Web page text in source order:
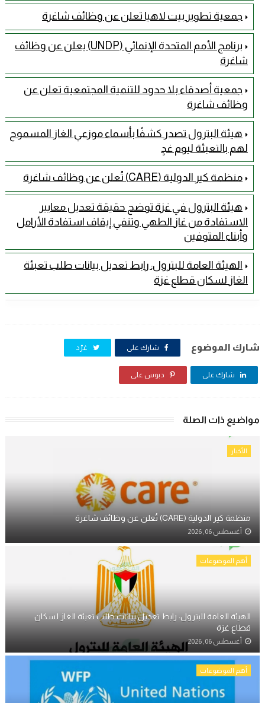
جمعية تطوير بيت لاهيا تعلن عن وظائف شاغرة
برنامج الأمم المتحدة الإنمائي (UNDP) يعلن عن وظائف
شاغرة
جمعية أصدقاء بلا حدود للتنمية المجتمعية تعلن عن
وظائف شاغرة
هيئة البترول تصدر كشفًا بأسماء موزعي الغاز المسموح
لهم بالتعبئة ليوم غدٍ
منظمة كير الدولية (CARE) تُعلن عن وظائف شاغرة
هيئة البترول في غزة توضح حقيقة تعديل معايير
الاستفادة من غاز الطهي وتنفي إيقاف استفادة الأرامل
وأبناء المتوفين
الهيئة العامة للبترول: رابط تعديل بيانات طلب تعبئة
الغاز لسكان قطاع غزة
شارك الموضوع شارك على غرّد
شارك على دبوس على
مواضيع ذات الصلة
الأخبار
منظمة كير الدولية (CARE) تُعلن عن وظائف شاغرة
أغسطس 06, 2026
أهم الموضوعات
الهيئة العامة للبترول: رابط تعديل بيانات طلب تعبئة الغاز لسكان
قطاع غزة
أغسطس 06, 2026
أهم الموضوعات